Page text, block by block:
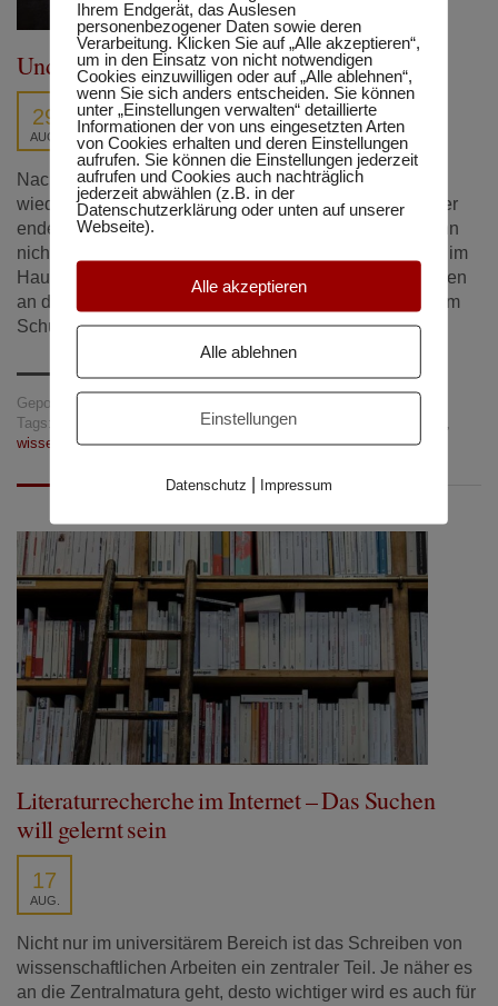
Und jährlich grüßt der Schulanfang
29
AUG.
Nach wochenlangen Ferien ist es in wenigen Tagen
wieder so weit. Für die ersten Schülerinnen und Schüler
enden in Österreich die verdienten Sommerferien. Wenn
nicht gerade eine Nachprüfung oder ein Schulwechsel im
Haus bevorsteht, denken nur die wenigsten in den Ferien
an die Schule. Doch gerade die letzten Wochen vor dem
Schulanfang können, wenn sie […]
Gepostet in:
Tags:
Lernen, Matura, Schule
,
wissen
Zeitmanagement
Literaturrecherche im Internet – Das Suchen
will gelernt sein
17
AUG.
Nicht nur im universitärem Bereich ist das Schreiben von
wissenschaftlichen Arbeiten ein zentraler Teil. Je näher es
an die Zentralmatura geht, desto wichtiger wird es auch für
Ihrem Endgerät, das Auslesen
personenbezogener Daten sowie deren
Verarbeitung. Klicken Sie auf „Alle akzeptieren“,
um in den Einsatz von nicht notwendigen
Cookies einzuwilligen oder auf „Alle ablehnen“,
wenn Sie sich anders entscheiden. Sie können
unter „Einstellungen verwalten“ detaillierte
Informationen der von uns eingesetzten Arten
von Cookies erhalten und deren Einstellungen
aufrufen. Sie können die Einstellungen jederzeit
aufrufen und Cookies auch nachträglich
jederzeit abwählen (z.B. in der
Datenschutzerklärung oder unten auf unserer
Webseite).
Alle akzeptieren
Alle ablehnen
Einstellungen
Datenschutz Impressum